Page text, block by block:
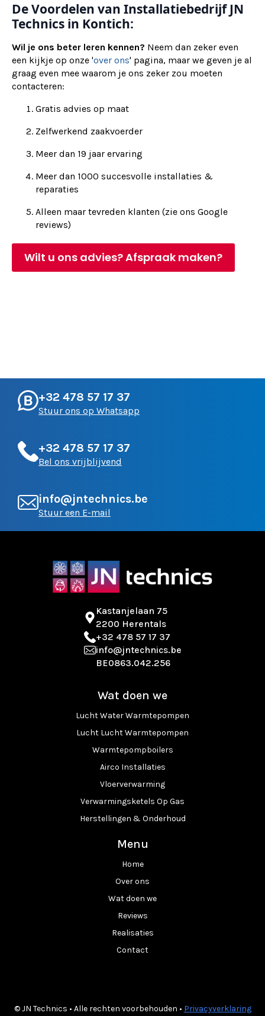
De Voordelen van Installatiebedrijf JN
Technics in Kontich:
Wil je ons beter leren kennen? Neem dan zeker even
een kijkje op onze 'over ons' pagina, maar we geven je al
graag even mee waarom je ons zeker zou moeten
contacteren:
Gratis advies op maat
Zelfwerkend zaakvoerder
Meer dan 19 jaar ervaring
Meer dan 1000 succesvolle installaties &
reparaties
Alleen maar tevreden klanten (zie ons Google
reviews)
Wilt u ons advies? Afspraak maken?
+32 478 57 17 37
Stuur ons op Whatsapp
+32 478 57 17 37
Bel ons vrijblijvend
info@jntechnics.be
Stuur een E-mail
Kastanjelaan 75
2200 Herentals
+32 478 57 17 37
info@jntechnics.be
BE0863.042.256
Wat doen we
Lucht Water Warmtepompen
Lucht Lucht Warmtepompen
Warmtepompboilers
Airco Installaties
Vloerverwarming
Verwarmingsketels Op Gas
Herstellingen & Onderhoud
Menu
Home
Over ons
Wat doen we
Reviews
Realisaties
Contact
© JN Technics • Alle rechten voorbehouden • Privacyverklaring